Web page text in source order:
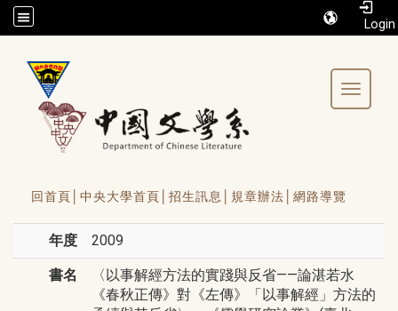
/accesskey"" title="Toolbar">:::
Toggle
回首頁│ 中央大學首頁│ 招生訊息│ 規章辦法│ 網路導覽
年度 2009
書名
〈以事解經方法的實踐與反省——論湛若水
《春秋正傳》對《左傳》「以事解經」方法的